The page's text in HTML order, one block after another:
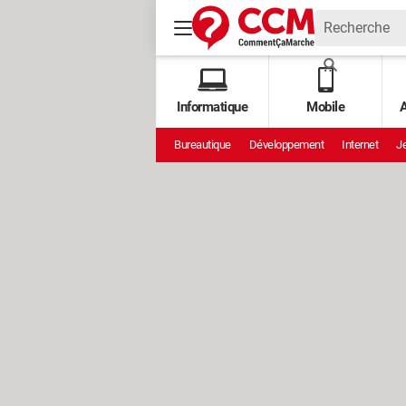
Informatique Mobile
Bureautique Développement Internet